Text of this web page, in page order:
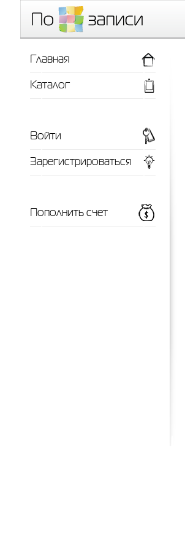
Главная
Каталог
Войти
Зарегистрироваться
Пополнить счет